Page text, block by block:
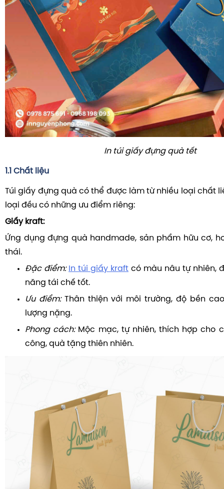
In túi giấy đựng quà tết
1.1 Chất liệu
Túi giấy đựng quà có thể được làm từ nhiều loại chất
loại đều có những ưu điểm riêng:
Giấy kraft:
Ứng dụng đựng quà handmade, sản phẩm hữu cơ,
thái.
Đặc điểm: In túi giấy kraft có màu nâu tự nhiên,
năng tái chế tốt.
Ưu điểm:Thân thiện với môi trường, độ bền
lượng nặng.
Phong cách:Mộc mạc, tự nhiên, thích hợp cho
công, quà tặng thiên nhiên.